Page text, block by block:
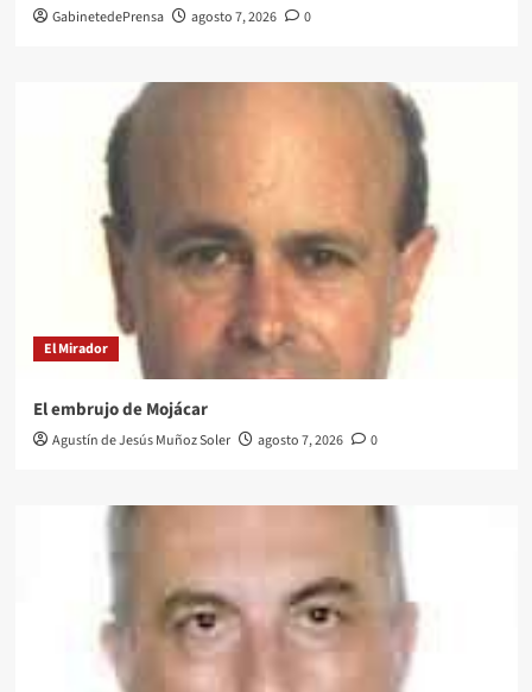
GabinetedePrensa agosto 7, 2026 0
El Mirador
El embrujo de Mojácar
Agustín de Jesús Muñoz Soler agosto 7, 2026 0